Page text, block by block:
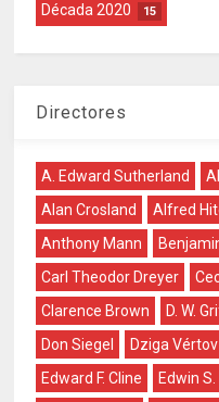
Década 2020 15
Directores
A. Edward Sutherland
Alan Crosland
Alfred
Anthony Mann
Carl Theodor Dreyer
Clarence Brown
D. W.
Don Siegel
Dziga Vértov
Edward F. Cline
Edwin